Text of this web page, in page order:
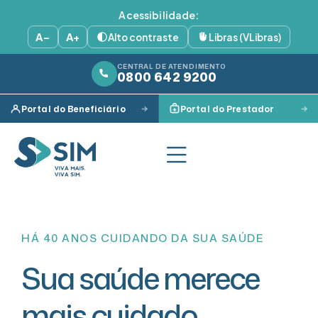
Acessibilidade:
A−
A+ Alto contraste Libras (VLibras)
CENTRAL DE ATENDIMENTO
0800 642 9200
Portal do Beneficiário Portal do Prestador
HÁ 40 ANOS CUIDANDO DA SUA SAÚDE
Sua saúde merece